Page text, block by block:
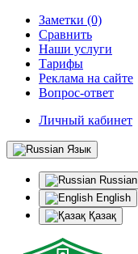
Заметки (0)
Сравнить
Наши услуги
Тарифы
Реклама на сайте
Вопрос-ответ
Личный кабинет
Язык
Russian
English
Қазақ